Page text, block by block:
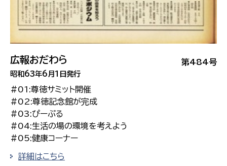
第484号
広報おだわら
昭和63年6月1日発行
#01:尊徳サミット開催
#02:尊徳記念館が完成
#03:ぴーぷる
#04:生活の場の環境を考えよう
#05:健康コーナー
詳細はこちら